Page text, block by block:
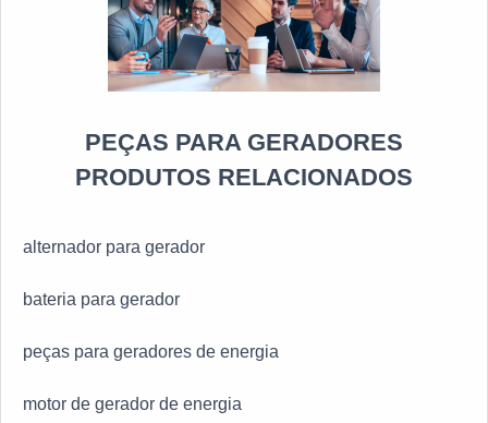
PEÇAS PARA GERADORES
PRODUTOS RELACIONADOS
alternador para gerador
bateria para gerador
peças para geradores de energia
motor de gerador de energia